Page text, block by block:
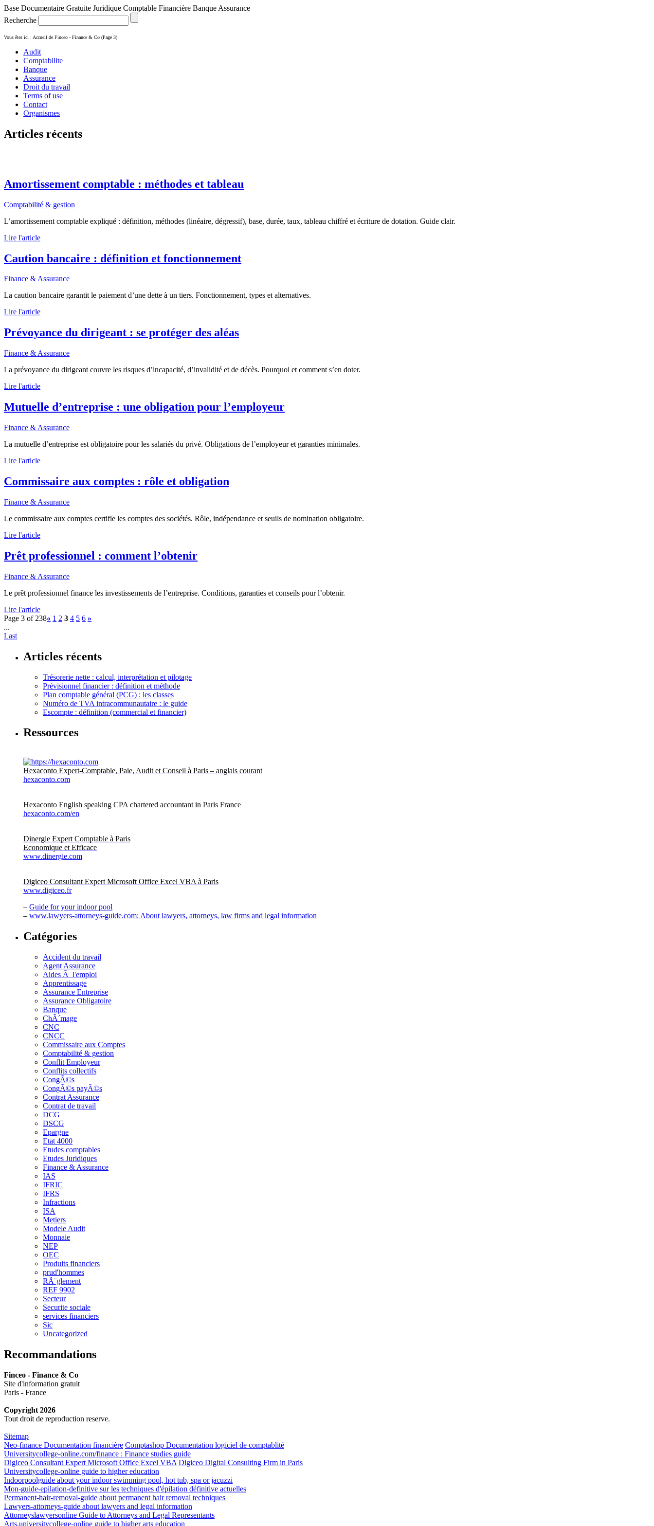
Base Documentaire Gratuite Juridique Comptable Financière Banque Assurance
Recherche
Vous êtes ici : Accueil de Finceo - Finance & Co (Page 3)
Audit
Comptabilite
Banque
Assurance
Droit du travail
Terms of use
Contact
Organismes
Articles récents
Amortissement comptable : méthodes et tableau
Comptabilité & gestion
L’amortissement comptable expliqué : définition, méthodes (linéaire, dégressif), base, durée, taux, tableau chiffré et écriture de dotation. Guide clair.
Lire l'article
Caution bancaire : définition et fonctionnement
Finance & Assurance
La caution bancaire garantit le paiement d’une dette à un tiers. Fonctionnement, types et alternatives.
Lire l'article
Prévoyance du dirigeant : se protéger des aléas
Finance & Assurance
La prévoyance du dirigeant couvre les risques d’incapacité, d’invalidité et de décès. Pourquoi et comment s’en doter.
Lire l'article
Mutuelle d’entreprise : une obligation pour l’employeur
Finance & Assurance
La mutuelle d’entreprise est obligatoire pour les salariés du privé. Obligations de l’employeur et garanties minimales.
Lire l'article
Commissaire aux comptes : rôle et obligation
Finance & Assurance
Le commissaire aux comptes certifie les comptes des sociétés. Rôle, indépendance et seuils de nomination obligatoire.
Lire l'article
Prêt professionnel : comment l’obtenir
Finance & Assurance
Le prêt professionnel finance les investissements de l’entreprise. Conditions, garanties et conseils pour l’obtenir.
Lire l'article
Page 3 of 238« 1 2 3 4 5 6 »
...
Last
Articles récents
Trésorerie nette : calcul, interprétation et pilotage
Prévisionnel financier : définition et méthode
Plan comptable général (PCG) : les classes
Numéro de TVA intracommunautaire : le guide
Escompte : définition (commercial et financier)
Ressources
Hexaconto Expert-Comptable, Paie, Audit et Conseil à Paris – anglais courant
hexaconto.com
Hexaconto English speaking CPA chartered accountant in Paris France
hexaconto.com/en
Dinergie Expert Comptable à Paris
Economique et Efficace
www.dinergie.com
Digiceo Consultant Expert Microsoft Office Excel VBA à Paris
www.digiceo.fr
– Guide for your indoor pool
– www.lawyers-attorneys-guide.com: About lawyers, attorneys, law firms and legal information
Catégories
Accident du travail
Agent Assurance
Aides Ã l'emploi
Apprentissage
Assurance Entreprise
Assurance Obligatoire
Banque
ChÃ´mage
CNC
CNCC
Commissaire aux Comptes
Comptabilité & gestion
Conflit Employeur
Conflits collectifs
CongÃ©s
CongÃ©s payÃ©s
Contrat Assurance
Contrat de travail
DCG
DSCG
Epargne
Etat 4000
Etudes comptables
Etudes Juridiques
Finance & Assurance
IAS
IFRIC
IFRS
Infractions
ISA
Metiers
Modele Audit
Monnaie
NEP
OEC
Produits financiers
prud'hommes
RÃ¨glement
REF 9902
Secteur
Securite sociale
services financiers
Sic
Uncategorized
Recommandations
Finceo - Finance & Co
Site d'information gratuit
Paris - France
Copyright 2026
Tout droit de reproduction reserve.
Sitemap
Neo-finance Documentation financière Comptashop Documentation logiciel de comptablité
Universitycollege-online.com/finance : Finance studies guide
Digiceo Consultant Expert Microsoft Office Excel VBA Digiceo Digital Consulting Firm in Paris
Universitycollege-online guide to higher education
Indoorpoolguide about your indoor swimming pool, hot tub, spa or jacuzzi
Mon-guide-epilation-definitive sur les techniques d'épilation définitive actuelles
Permanent-hair-removal-guide about permanent hair removal techniques
Lawyers-attorneys-guide about lawyers and legal information
Attorneyslawyersonline Guide to Attorneys and Legal Representants
Arts.universitycollege-online guide to higher arts education